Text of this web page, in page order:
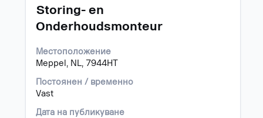
за
задание.
Позиция
Storing- en
Onderhoudsmonteur
Местоположение
Meppel, NL, 7944HT
Постоянен / временно
Vast
Дата на публикуване
Изберете
бутона
интервал,
за
да
прегледате
съдържание